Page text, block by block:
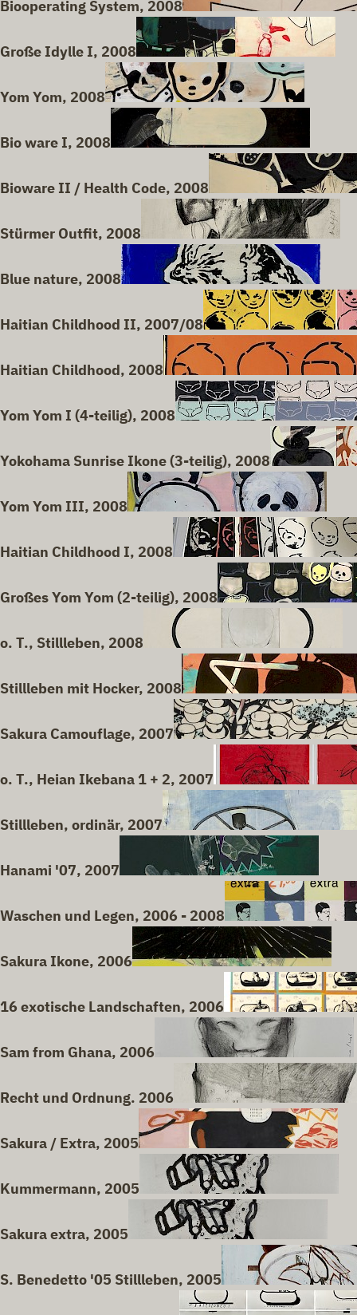
Biooperating System, 2008
Große Idylle I, 2008
Yom Yom, 2008
Bio ware I, 2008
Bioware II / Health Code, 2008
Stürmer Outfit, 2008
Blue nature, 2008
Haitian Childhood II, 2007/08
Haitian Childhood, 2008
Yom Yom I (4-teilig), 2008
Yokohama Sunrise Ikone (3-teilig), 2008
Yom Yom III, 2008
Haitian Childhood I, 2008
Großes Yom Yom (2-teilig), 2008
o. T., Stillleben, 2008
Stillleben mit Hocker, 2008
Sakura Camouflage, 2007
o. T., Heian Ikebana 1 + 2, 2007
Stillleben, ordinär, 2007
Hanami '07, 2007
Waschen und Legen, 2006 - 2008
Sakura Ikone, 2006
16 exotische Landschaften, 2006
Sam from Ghana, 2006
Recht und Ordnung. 2006
Sakura / Extra, 2005
Kummermann, 2005
Sakura extra, 2005
S. Benedetto '05 Stillleben, 2005